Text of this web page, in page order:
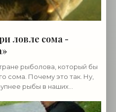
ловле сома -
рыболова, который бы
сома. Почему это так. Ну,
рыбы в наших